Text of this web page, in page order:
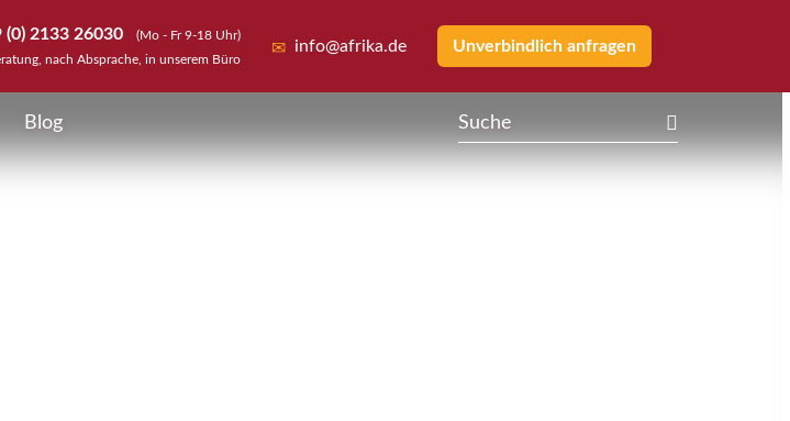
(0) 2133 26030
(Mo - Fr 9-18 Uhr)
nach Absprache, in unserem Büro
info@afrika.de Unverbindlich anfragen
Blog